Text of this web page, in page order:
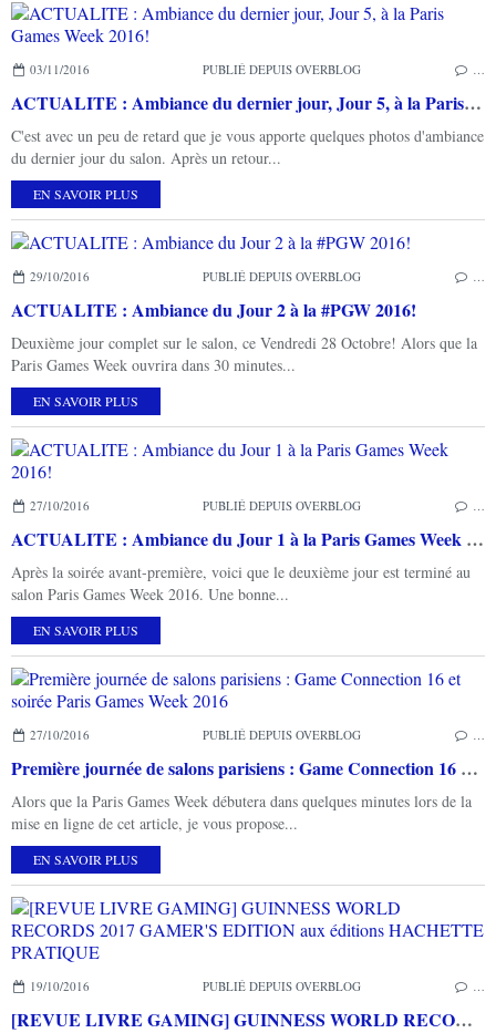
03/11/2016 PUBLIÉ DEPUIS OVERBLOG
ACTUALITE : Ambiance du dernier jour, Jour 5, à la Paris Games Week 2016!
C'est avec un peu de retard que je vous apporte quelques photos d'ambiance
du dernier jour du salon. Après un retour...
EN SAVOIR PLUS
29/10/2016 PUBLIÉ DEPUIS OVERBLOG
ACTUALITE : Ambiance du Jour 2 à la #PGW 2016!
Deuxième jour complet sur le salon, ce Vendredi 28 Octobre! Alors que la
Paris Games Week ouvrira dans 30 minutes...
EN SAVOIR PLUS
27/10/2016 PUBLIÉ DEPUIS OVERBLOG
ACTUALITE : Ambiance du Jour 1 à la Paris Games Week 2016!
Après la soirée avant-première, voici que le deuxième jour est terminé au
salon Paris Games Week 2016. Une bonne...
EN SAVOIR PLUS
27/10/2016 PUBLIÉ DEPUIS OVERBLOG
Première journée de salons parisiens : Game Connection 16 et soirée Paris Games Week 2016
Alors que la Paris Games Week débutera dans quelques minutes lors de la
mise en ligne de cet article, je vous propose...
EN SAVOIR PLUS
19/10/2016 PUBLIÉ DEPUIS OVERBLOG
[REVUE LIVRE GAMING] GUINNESS WORLD RECORDS 2017 GAMER'S EDITION aux éditions HACHETTE PRATIQUE